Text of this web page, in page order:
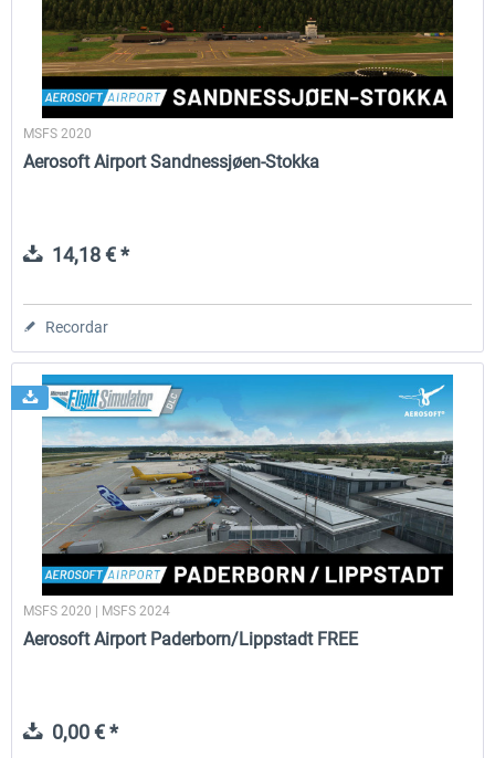
MSFS 2020
Aerosoft Airport Sandnessjøen-Stokka
14,18 € *
Recordar
MSFS 2020 | MSFS 2024
Aerosoft Airport Paderborn/Lippstadt FREE
0,00 € *